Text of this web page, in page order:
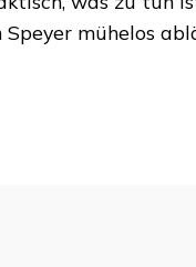
Speyermühelos